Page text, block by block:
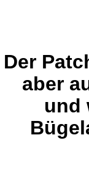
Der
aber
und